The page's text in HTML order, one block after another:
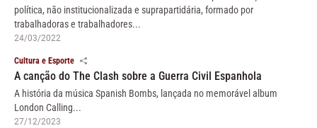
política, não institucionalizada e suprapartidária, formado por
trabalhadoras e trabalhadores...
24/03/2022
Cultura e Esporte
A canção do The Clash sobre a Guerra Civil Espanhola
A história da música Spanish Bombs, lançada no memorável album
London Calling...
27/12/2023